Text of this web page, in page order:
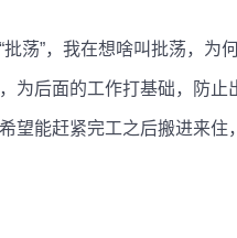
荡”，我在想啥叫批荡，
为后面的工作打基础，防
望能赶紧完工之后搬进来